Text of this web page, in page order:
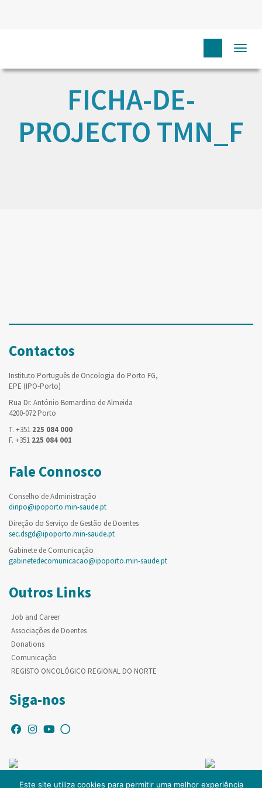
FICHA-DE-
PROJECTO TMN_F
Contactos
Instituto Português de Oncologia do Porto FG,
EPE (IPO-Porto)
Rua Dr. António Bernardino de Almeida
4200-072 Porto
T. +351 225 084 000
F. +351 225 084 001
Fale Connosco
Conselho de Administração
diripo@ipoporto.min-saude.pt
Direção do Serviço de Gestão de Doentes
sec.dsgd@ipoporto.min-saude.pt
Gabinete de Comunicação
gabinetedecomunicacao@ipoporto.min-saude.pt
Outros Links
Job and Career
Associações de Doentes
Donations
Comunicação
REGISTO ONCOLÓGICO REGIONAL DO NORTE
Siga-nos
Este site utiliza cookies para permitir uma melhor experiência